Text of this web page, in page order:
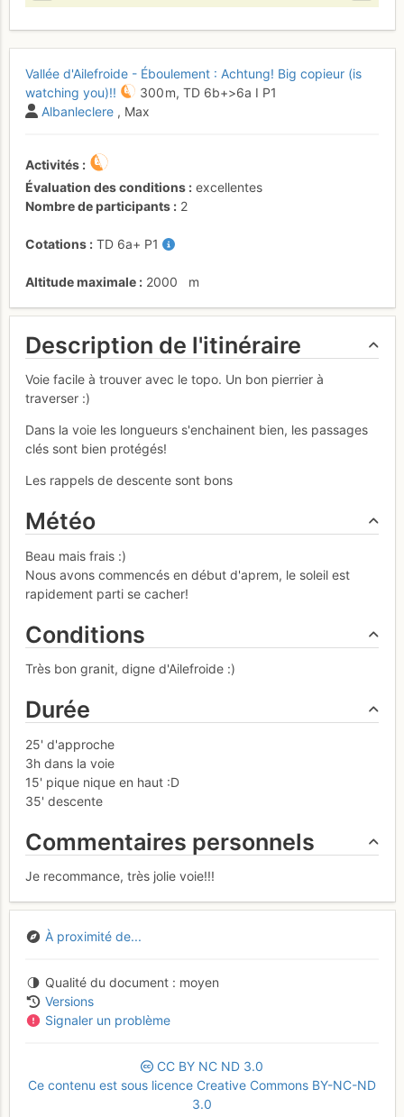
Vallée d'Ailefroide - Éboulement : Achtung! Big copieur (is
watching you)!!
300 m, TD 6b+>6a I P1
Albanleclere , Max
Activités
Évaluation des conditions
excellentes
Nombre de participants
2
Cotations TD 6a+ P1
Altitude maximale 2000 m
Description de l'itinéraire
Voie facile à trouver avec le topo. Un bon pierrier à
traverser :)
Dans la voie les longueurs s'enchainent bien, les passages
clés sont bien protégés!
Les rappels de descente sont bons
Météo
Beau mais frais :)
Nous avons commencés en début d'aprem, le soleil est
rapidement parti se cacher!
Conditions
Très bon granit, digne d'Ailefroide :)
Durée
25' d'approche
3h dans la voie
15' pique nique en haut :D
35' descente
Commentaires personnels
Je recommance, très jolie voie!!!
À proximité de...
Qualité du document
moyen
Versions
Signaler un problème
CC BY NC ND 3.0
Ce contenu est sous licence Creative Commons BY-NC-ND
3.0